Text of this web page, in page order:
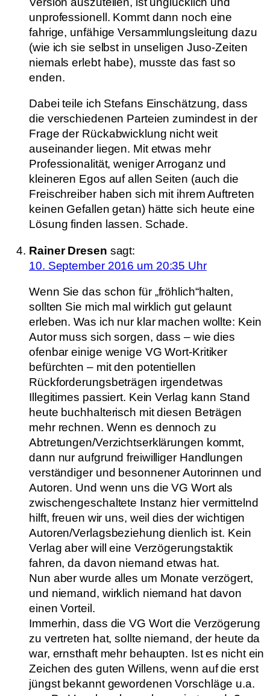
unprofessionell. Kommt dann noch eine
fahrige, unfähige Versammlungsleitung dazu
(wie ich sie selbst in unseligen Juso-Zeiten
niemals erlebt habe), musste das fast so
enden.
Dabei teile ich Stefans Einschätzung, dass
die verschiedenen Parteien zumindest in der
Frage der Rückabwicklung nicht weit
auseinander liegen. Mit etwas mehr
Professionalität, weniger Arroganz und
kleineren Egos auf allen Seiten (auch die
Freischreiber haben sich mit ihrem Auftreten
keinen Gefallen getan) hätte sich heute eine
Lösung finden lassen. Schade.
Rainer Dresen sagt:
10. September 2016 um 20:35 Uhr
Wenn Sie das schon für „fröhlich“halten,
sollten Sie mich mal wirklich gut gelaunt
erleben. Was ich nur klar machen wollte: Kein
Autor muss sich sorgen, dass – wie dies
ofenbar einige wenige VG Wort-Kritiker
befürchten – mit den potentiellen
Rückforderungsbeträgen irgendetwas
Illegitimes passiert. Kein Verlag kann Stand
heute buchhalterisch mit diesen Beträgen
mehr rechnen. Wenn es dennoch zu
Abtretungen/Verzichtserklärungen kommt,
dann nur aufgrund freiwilliger Handlungen
verständiger und besonnener Autorinnen und
Autoren. Und wenn uns die VG Wort als
zwischengeschaltete Instanz hier vermittelnd
hilft, freuen wir uns, weil dies der wichtigen
Autoren/Verlagsbeziehung dienlich ist. Kein
Verlag aber will eine Verzögerungstaktik
fahren, da davon niemand etwas hat.
Nun aber wurde alles um Monate verzögert,
und niemand, wirklich niemand hat davon
einen Vorteil.
Immerhin, dass die VG Wort die Verzögerung
zu vertreten hat, sollte niemand, der heute da
war, ernsthaft mehr behaupten. Ist es nicht ein
Zeichen des guten Willens, wenn auf die erst
jüngst bekannt gewordenen Vorschläge u.a.